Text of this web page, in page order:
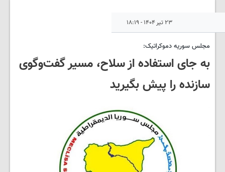
۲۳ تیر ۱۴۰۴ - ۱۸:۱۹
مجلس سوریه دموکراتیک:
به جای استفاده از سلاح، مسیر گفت‌وگوی
سازنده را پیش بگیرید